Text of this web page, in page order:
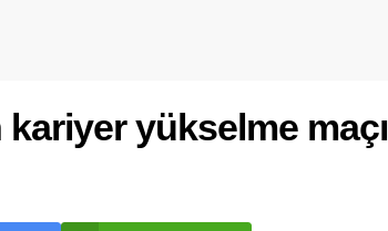
yükselme maçı